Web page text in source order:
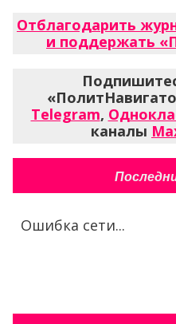
Отблагодарить
и поддержать
Telegram,
каналы
Ошибка сети...